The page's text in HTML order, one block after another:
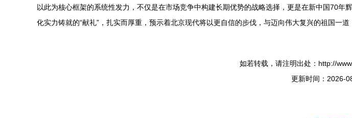
以此为核心框架的系统性发力，不仅是在市场竞争中构建长期优势的战略选择，更是在新中国70
化实力铸就的“献礼”，扎实而厚重，预示着北京现代将以更自信的步伐，与迈向伟大复兴的祖国一道
如若转载，请注明出处：http://
更新时间：2026-